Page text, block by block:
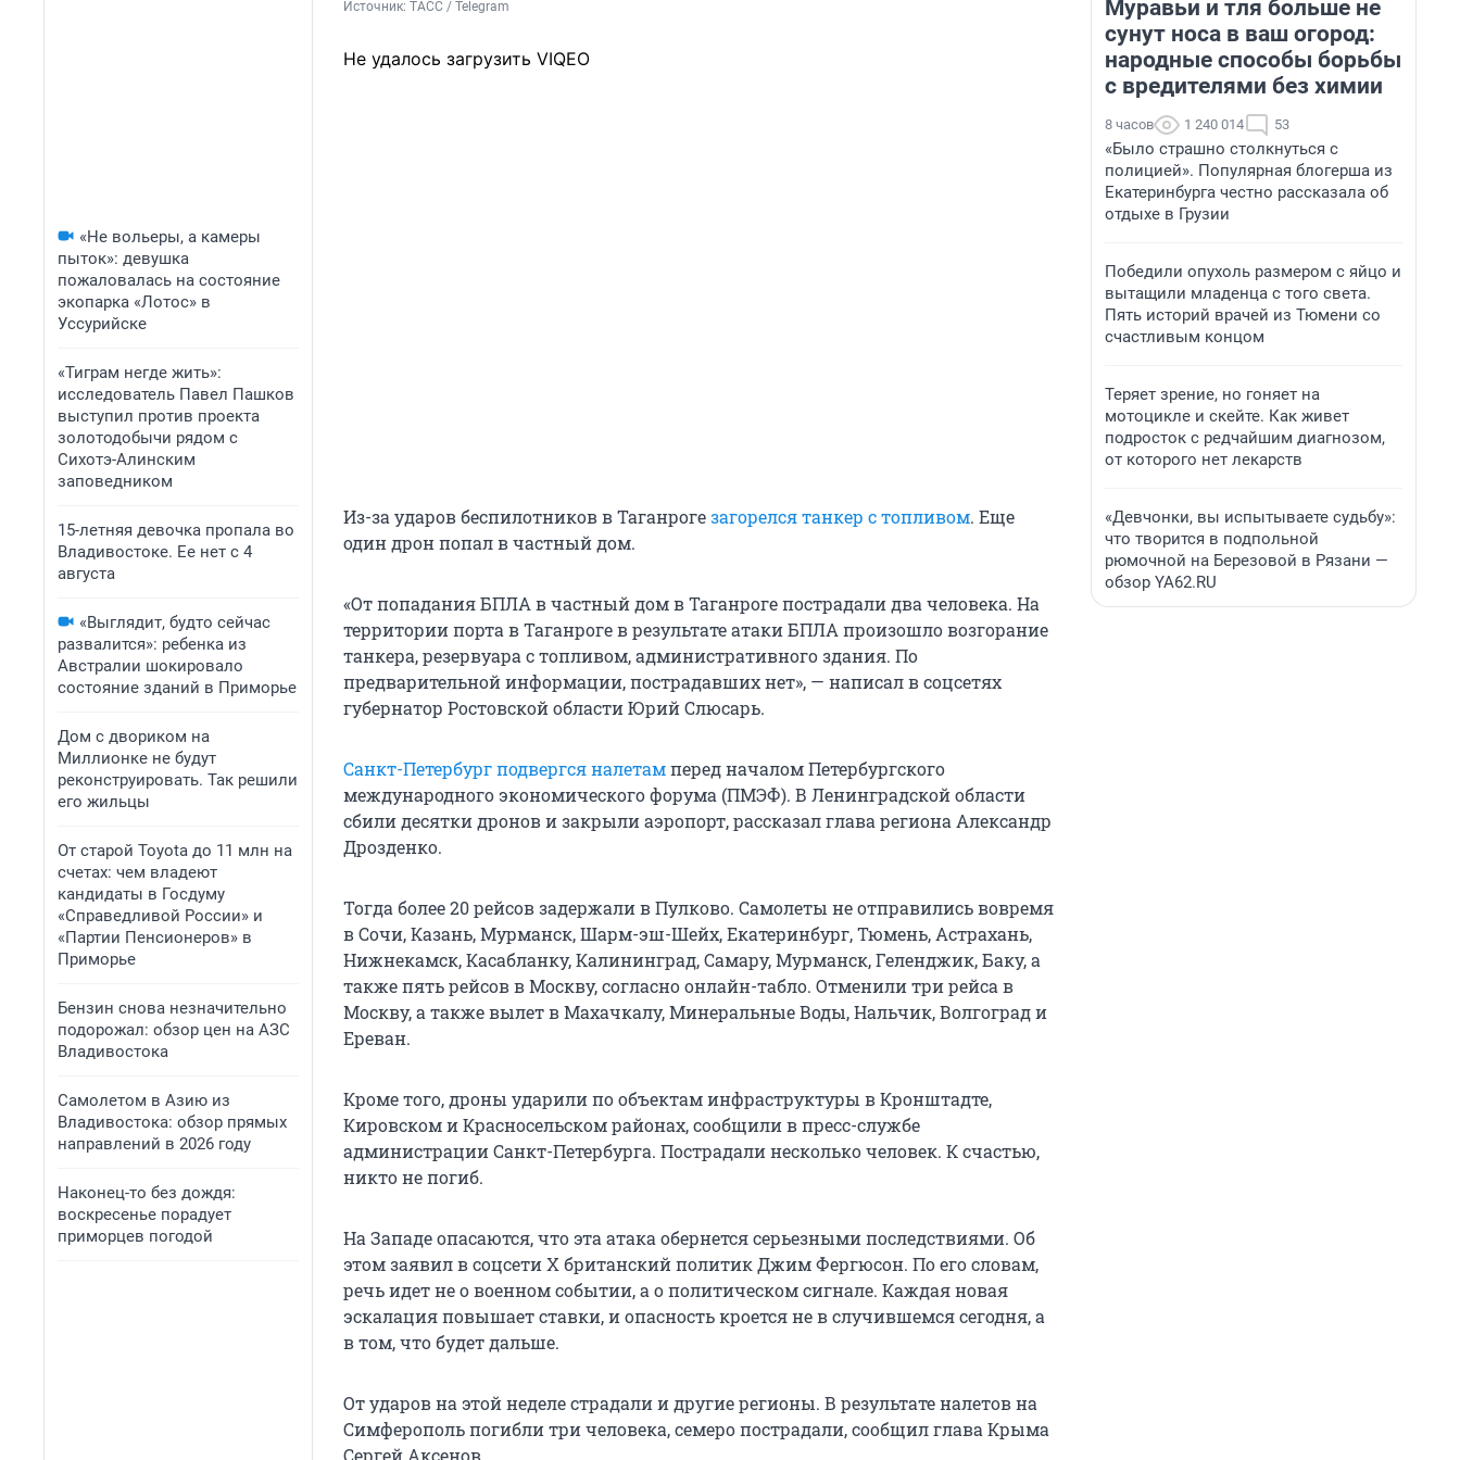
«Не вольеры, а камеры
пыток»: девушка
пожаловалась на состояние
экопарка «Лотос» в
Уссурийске
«Тиграм негде жить»:
исследователь Павел Пашков
выступил против проекта
золотодобычи рядом с
Сихотэ-Алинским
заповедником
15-летняя девочка пропала во
Владивостоке. Ее нет с 4
августа
«Выглядит, будто сейчас
развалится»: ребенка из
Австралии шокировало
состояние зданий в Приморье
Дом с двориком на
Миллионке не будут
реконструировать. Так решили
его жильцы
От старой Toyota до 11 млн на
счетах: чем владеют
кандидаты в Госдуму
«Справедливой России» и
«Партии Пенсионеров» в
Приморье
Бензин снова незначительно
подорожал: обзор цен на АЗС
Владивостока
Самолетом в Азию из
Владивостока: обзор прямых
направлений в 2026 году
Наконец-то без дождя:
воскресенье порадует
приморцев погодой
Источник: ТАСС / Telegram
Не удалось загрузить VIQEO
Из-за ударов беспилотников в Таганрогезагорелся танкер с топливом. Еще
один дрон попал в частный дом.
«От попадания БПЛА в частный дом в Таганроге пострадали два человека. На
территории порта в Таганроге в результате атаки БПЛА произошло возгорание
танкера, резервуара с топливом, административного здания. По
предварительной информации, пострадавших нет», — написал в соцсетях
губернатор Ростовской области Юрий Слюсарь.
Санкт-Петербург подвергся налетамперед началом Петербургского
международного экономического форума (ПМЭФ). В Ленинградской области
сбили десятки дронов и закрыли аэропорт, рассказал глава региона Александр
Дрозденко.
Тогда более 20 рейсов задержали в Пулково. Самолеты не отправились вовремя
в Сочи, Казань, Мурманск, Шарм-эш-Шейх, Екатеринбург, Тюмень, Астрахань,
Нижнекамск, Касабланку, Калининград, Самару, Мурманск, Геленджик, Баку, а
также пять рейсов в Москву, согласно онлайн-табло. Отменили три рейса в
Москву, а также вылет в Махачкалу, Минеральные Воды, Нальчик, Волгоград и
Ереван.
Кроме того, дроны ударили по объектам инфраструктуры в Кронштадте,
Кировском и Красносельском районах, сообщили в пресс-службе
администрации Санкт-Петербурга. Пострадали несколько человек. К счастью,
никто не погиб.
На Западе опасаются, что эта атака обернется серьезными последствиями. Об
этом заявил в соцсети Х британский политик Джим Фергюсон. По его словам,
речь идет не о военном событии, а о политическом сигнале. Каждая новая
эскалация повышает ставки, и опасность кроется не в случившемся сегодня, а
в том, что будет дальше.
От ударов на этой неделе страдали и другие регионы. В результате налетов на
Симферополь погибли три человека, семеро пострадали, сообщил глава Крыма
Сергей Аксенов.
Муравьи и тля больше не
сунут носа в ваш огород:
народные способы борьбы
с вредителями без химии
8 часов 1 240 014 53
«Было страшно столкнуться с
полицией». Популярная блогерша из
Екатеринбурга честно рассказала об
отдыхе в Грузии
Победили опухоль размером с яйцо и
вытащили младенца с того света.
Пять историй врачей из Тюмени со
счастливым концом
Теряет зрение, но гоняет на
мотоцикле и скейте. Как живет
подросток с редчайшим диагнозом,
от которого нет лекарств
«Девчонки, вы испытываете судьбу»:
что творится в подпольной
рюмочной на Березовой в Рязани —
обзор YA62.RU